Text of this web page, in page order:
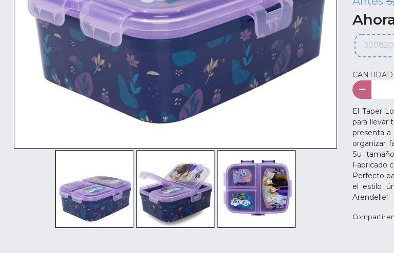
CANTIDAD
El Taper
para llevar
presenta
organizar
Su
Fabricado
Perfecto
el estilo
Arendelle!
Compartir